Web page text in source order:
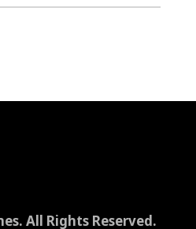
All Rights Reserved.